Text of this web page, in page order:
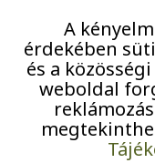
Prohászka
pátyi otthonunkba
Hétfőtől
segédkeztek a
nyújtottak
társaságot
A
érdekében
és a
weboldal